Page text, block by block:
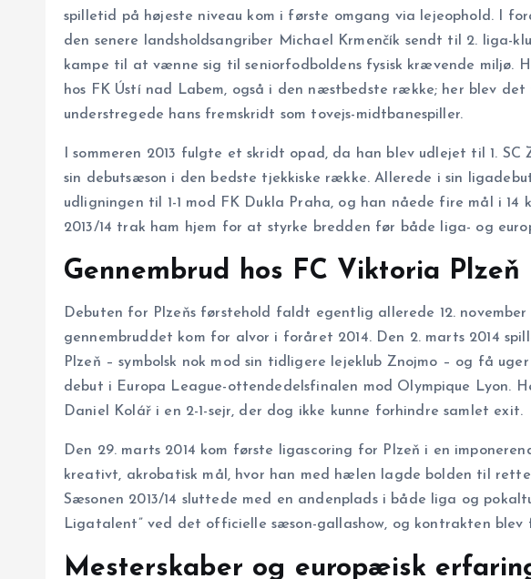
spilletid på højeste niveau kom i første omgang via lejeophold. I
den senere landsholdsangriber Michael Krmenčík sendt til 2. liga-
kampe til at vænne sig til seniorfodboldens fysisk krævende miljø.
hos FK Ústí nad Labem, også i den næstbedste række; her blev
understregede hans fremskridt som tovejs-midtbanespiller.
I sommeren 2013 fulgte et skridt opad, da han blev udlejet til 1.
sin debutsæson i den bedste tjekkiske række. Allerede i sin ligadebut
udligningen til 1-1 mod FK Dukla Praha, og han nåede fire mål i 14
2013/14 trak ham hjem for at styrke bredden før både liga- og
Gennembrud hos FC Viktoria Plzeň
Debuten for Plzeňs førstehold faldt egentlig allerede 12. november
gennembruddet kom for alvor i foråret 2014. Den 2. marts 2014
Plzeň – symbolsk nok mod sin tidligere lejeklub Znojmo – og få
debut i Europa League-ottendedelsfinalen mod Olympique Lyon.
Daniel Kolář i en 2-1-sejr, der dog ikke kunne forhindre samlet exit.
Den 29. marts 2014 kom første ligascoring for Plzeň i en
kreativt, akrobatisk mål, hvor han med hælen lagde bolden til
Sæsonen 2013/14 sluttede med en andenplads i både liga og
Ligatalent” ved det officielle sæson-gallashow, og kontrakten blev
Mesterskaber og europæisk